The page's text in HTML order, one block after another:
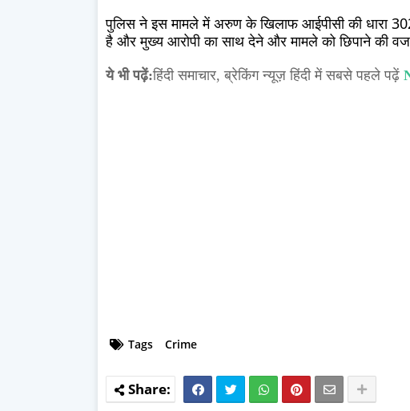
पुलिस ने इस मामले में अरुण के खिलाफ आईपीसी की धारा
है और मुख्य आरोपी का साथ देने और मामले को छिपाने की
ये भी पढ़ें:हिंदी समाचार, ब्रेकिंग न्यूज़ हिंदी मेंसबसे पहले पढ़ें
Tags Crime